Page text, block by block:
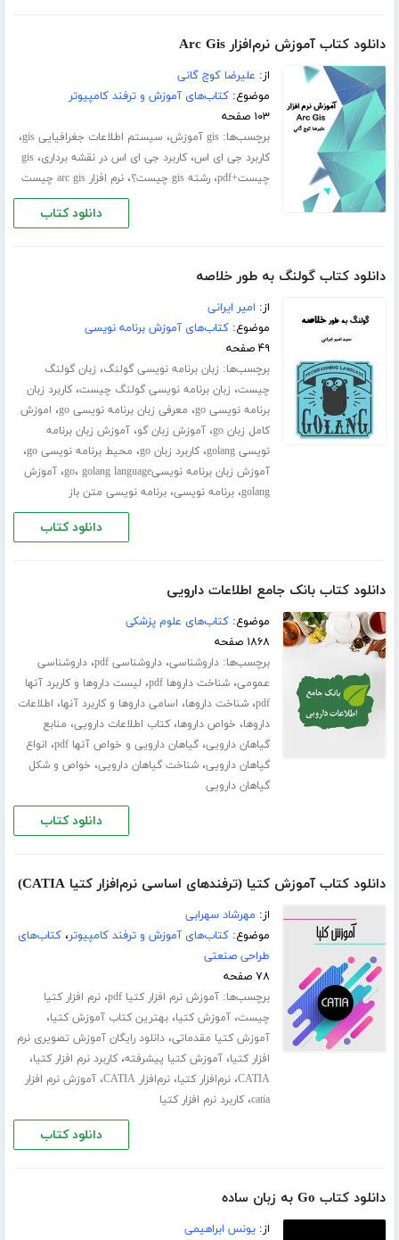
دانلود کتاب آموزش نرم‌افزار Arc Gis
از: علیرضا کوچ گانی
موضوع:کتاب‌های آموزش و ترفند کامپیوتر
۱۰۳ صفحه
برچسب‌ها:gis آموزش ، سیستم اطلاعات جغرافیایی gis ،
کاربرد جی ای اس،کاربرد جی ای اس در نقشه برداری،gis
چیست+pdf
،رشته gis چیست؟ ،نرم افزار arc gis چیست
دانلود کتاب
دانلود کتاب گولنگ به طور خلاصه
از: امیر ایرانی
موضوع:کتاب‌های آموزش برنامه نویسی
۴۹ صفحه
برچسب‌ها: زبان برنامه نویسی گولنگ، زبان گولنگ
چیست، زبان برنامه نویسی گولنگ چیست،کاربرد زبان
برنامه نویسی go
، معرفی زبان برنامه نویسی go ، اموزش
کامل زبان go
،آموزش زبان گو،آموزش زبان برنامه
نویسی golang
،کاربرد زبان go ، محیط برنامه نویسی go ،
آموزش زبان برنامه نویسیgo ، golang language ،آموزش
golang،برنامه نویسی،برنامه نویسی متن باز
دانلود کتاب
دانلود کتاب بانک جامع اطلاعات دارویی
موضوع:کتاب‌های علوم پزشکی
۱۸۶۸ صفحه
برچسب‌ها:داروشناسی،داروشناسی pdf ،داروشناسی
عمومی،شناخت داروها pdf ، لیست داروها و کاربرد آنها
pdf،شناخت داروها، اسامی داروها و کاربرد آنها، اطلاعات
داروها، خواص داروها،کتاب اطلاعات دارویی، منابع
گیاهان دارویی،گیاهان دارویی و خواص آنها pdf ، انواع
گیاهان دارویی،شناخت گیاهان دارویی، خواص و شکل
گیاهان دارویی
دانلود کتاب
دانلود کتاب آموزش کتیا (ترفندهای اساسی نرم‌افزار کتیا CATIA)
از: مهرشاد سهرابی
موضوع:کتاب‌های آموزش و ترفند کامپیوتر،کتاب‌های
طراحی صنعتی
۷۸ صفحه
برچسب‌ها:آموزش نرم افزار کتیا pdf ،نرم افزار کتیا
چیست،آموزش کتیا،بهترین کتاب آموزش کتیا،
آموزش کتیا مقدماتی،دانلود رایگان آموزش تصویری نرم
افزار کتیا،آموزش کتیا پیشرفته،کاربرد نرم افزار کتیا،
CATIA،نرم‌افزار کتیا،نرم‌افزار CATIA ،آموزش نرم افزار
catia،کاربرد نرم افزار کتیا
دانلود کتاب
دانلود کتاب Go به زبان ساده
از:یونس ابراهیمی